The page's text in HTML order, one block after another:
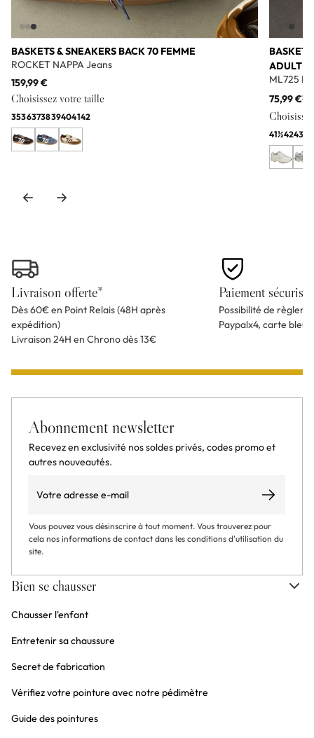
BASKETS & SNEAKERS BACK 70 FEMME
ROCKET NAPPA Jeans
159,99 €
Choisissez votre taille
3536373839404142
ADULTE
ML725
75,99 €
41½4243
Livraison offerte*
Dès 60€ en Point Relais (48H après
expédition)
Livraison 24H en Chrono dès 13€
Paiement sécurisé
Possibilité de
Paypalx4, carte
Abonnement newsletter
Recevez en exclusivité nos soldes privés, codes promo et
autres nouveautés.
S’abonner
Vous pouvez vous désinscrire à tout moment. Vous trouverez pour
cela nos informations de contact dans les conditions d'utilisation du
site.
Bien se chausser
Chausser l'enfant
Entretenir sa chaussure
Secret de fabrication
Vérifiez votre pointure avec notre pédimètre
Guide des pointures